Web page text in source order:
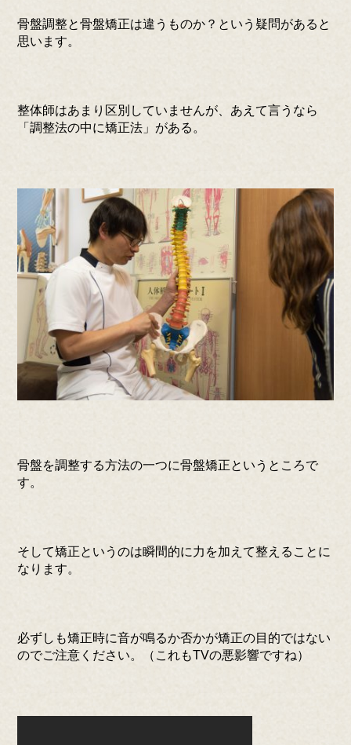
骨盤調整と骨盤矯正は違うものか？という疑問があると
思います。
整体師はあまり区別していませんが、あえて言うなら
「調整法の中に矯正法」がある。
骨盤を調整する方法の一つに骨盤矯正というところで
す。
そして矯正というのは瞬間的に力を加えて整えることに
なります。
必ずしも矯正時に音が鳴るか否かが矯正の目的ではない
のでご注意ください。（これもTVの悪影響ですね）